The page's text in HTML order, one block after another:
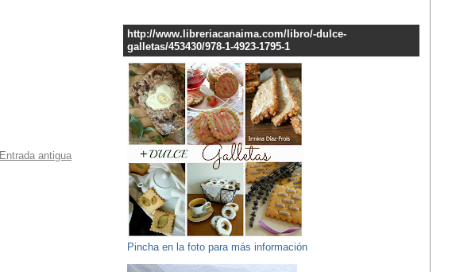
Entrada antigua
http://www.libreriacanaima.com/libro/-dulce-
galletas/453430/978-1-4923-1795-1
Pincha en la foto para más información